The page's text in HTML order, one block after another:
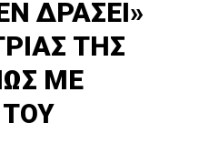
ΔΡΑΣΕΙ»
ΤΗΣ
ΜΕ